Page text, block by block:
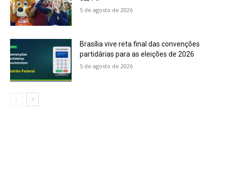
5 de agosto de 2026
Brasília vive reta final das convenções
partidárias para as eleições de 2026
5 de agosto de 2026